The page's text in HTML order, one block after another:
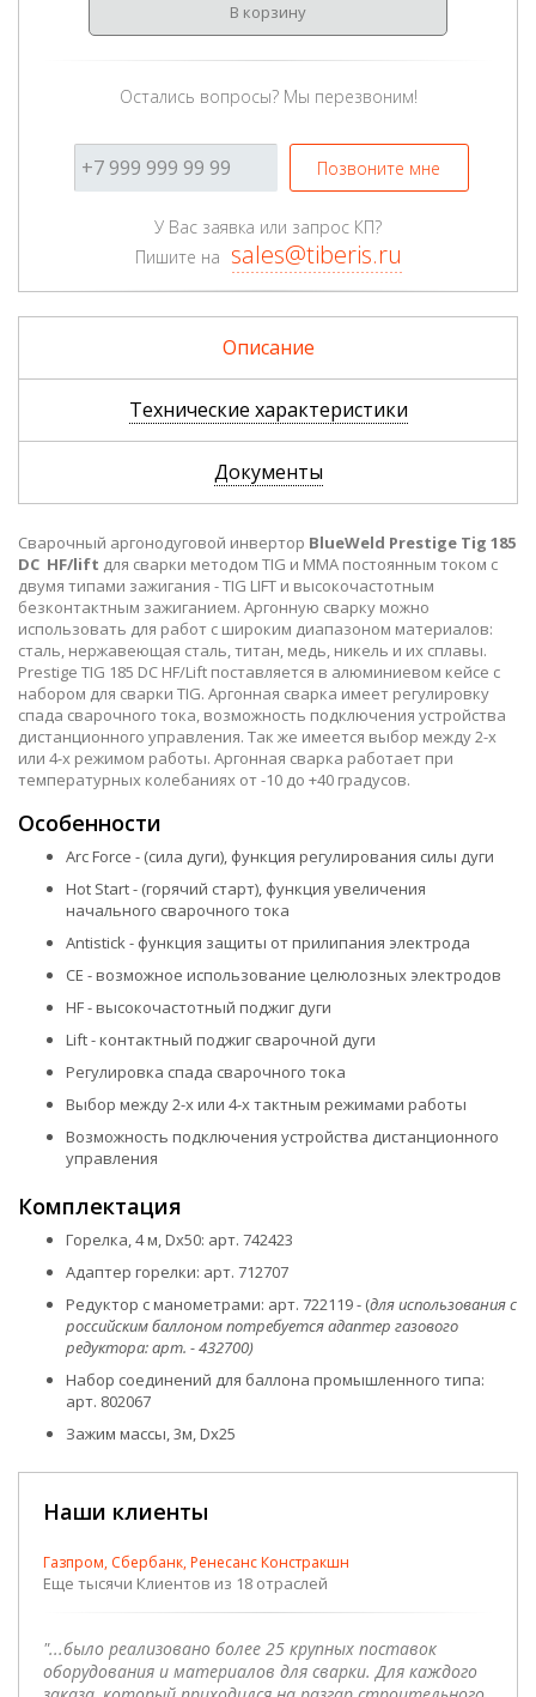
В корзину
Остались вопросы? Мы перезвоним!
Позвоните мне
У Вас заявка или запрос КП?
Пишите на sales@tiberis.ru
Описание
Технические характеристики
Документы
Сварочный аргонодуговой инвертор BlueWeld Prestige Tig 185
DС HF/lift для сварки методом TIG и ММА постоянным током с
двумя типами зажигания - TIG LIFT и высокочастотным
безконтактным зажиганием. Аргонную сварку можно
использовать для работ с широким диапазоном материалов:
сталь, нержавеющая сталь, титан, медь, никель и их сплавы.
Prestige TIG 185 DC HF/Lift поставляется в алюминиевом кейсе с
набором для сварки TIG. Аргонная сварка имеет регулировку
спада сварочного тока, возможность подключения устройства
дистанционного управления. Так же имеется выбор между 2-х
или 4-х режимом работы. Аргонная сварка работает при
температурных колебаниях от -10 до +40 градусов.
Особенности
Arc Force - (сила дуги), функция регулирования силы дуги
Hot Start - (горячий старт), функция увеличения
начального сварочного тока
Antistick - функция защиты от прилипания электрода
CE - возможное использование целюлозных электродов
HF - высокочастотный поджиг дуги
Lift - контактный поджиг сварочной дуги
Регулировка спада сварочного тока
Выбор между 2-х или 4-х тактным режимами работы
Возможность подключения устройства дистанционного
управления
Комплектация
Горелка, 4 м, Dx50: арт. 742423
Адаптер горелки: арт. 712707
Редуктор с манометрами: арт. 722119 - (для использования с
российским баллоном потребуется адаптер газового
редуктора: арт. - 432700)
Набор соединений для баллона промышленного типа:
арт. 802067
Зажим массы, 3м, Dx25
Наши клиенты
Газпром, Сбербанк, Ренесанс Констракшн
Еще тысячи Клиентов из 18 отраслей
"...было реализовано более 25 крупных поставок
оборудования и материалов для сварки. Для каждого